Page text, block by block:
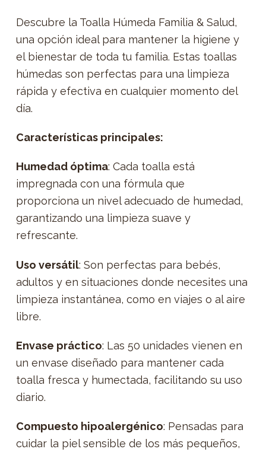
Descubre la Toalla Húmeda Familia & Salud,
una opción ideal para mantener la higiene y
el bienestar de toda tu familia. Estas toallas
húmedas son perfectas para una limpieza
rápida y efectiva en cualquier momento del
día.
Características principales:
Humedad óptima: Cada toalla está
impregnada con una fórmula que
proporciona un nivel adecuado de humedad,
garantizando una limpieza suave y
refrescante.
Uso versátil: Son perfectas para bebés,
adultos y en situaciones donde necesites una
limpieza instantánea, como en viajes o al aire
libre.
Envase práctico: Las 50 unidades vienen en
un envase diseñado para mantener cada
toalla fresca y humectada, facilitando su uso
diario.
Compuesto hipoalergénico: Pensadas para
cuidar la piel sensible de los más pequeños,